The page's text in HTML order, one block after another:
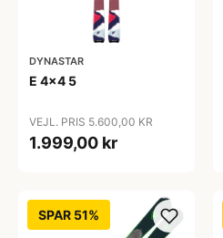
DYNASTAR
E 4x4 5
VEJL. PRIS 5.600,00 KR
1.999,00 kr
SPAR 51%